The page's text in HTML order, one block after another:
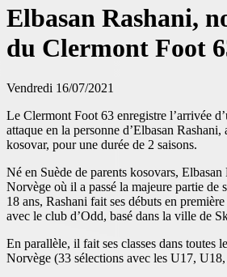
Elbasan Rashani,
du Clermont Foot
Vendredi 16/07/2021
Le Clermont Foot 63 enregistre l’arrivée
attaque en la personne d’Elbasan
kosovar, pour une durée de 2 saisons.
Né en Suède de parents kosovars, Elbasan
Norvège où il a passé la majeure partie de
18 ans, Rashani fait ses débuts en
avec le club d’Odd, basé dans la ville de
En parallèle, il fait ses classes dans toutes
Norvège (33 sélections avec les U17,